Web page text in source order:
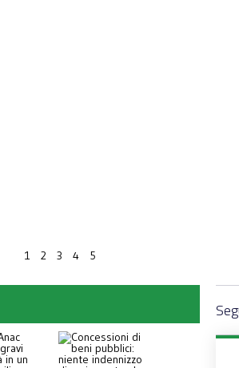
1 2 3 4 5